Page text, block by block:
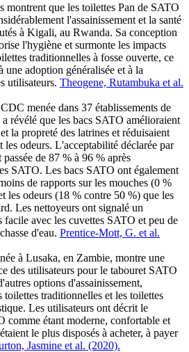
montrent que les toilettes Pan de SATO
l'assainissement et la santé
à Kigali, au Rwanda. Sa conception
l'hygiène et surmonte les impacts
traditionnelles à fosse ouverte, ce
une adoption généralisée et à la
utilisateurs. Theogene, Rutambuka et al.
menée dans 37 établissements de
a révélé que les bacs SATO amélioraient
la propreté des latrines et réduisaient
les odeurs. L'acceptabilité déclarée par
passée de 87 % à 96 % après
SATO. Les bacs SATO ont également
de rapports sur les mouches (0 %
les odeurs (18 % contre 50 %) que les
Les nettoyeurs ont signalé un
facile avec les cuvettes SATO et peu de
d'eau. Prentice-Mott, G. et al.
à Lusaka, en Zambie, montre une
des utilisateurs pour le tabouret SATO
options d'assainissement,
toilettes traditionnelles et les toilettes
Les utilisateurs ont décrit le
comme étant moderne, confortable et
le plus disposés à acheter, à payer
Jasmine et al. (2020).